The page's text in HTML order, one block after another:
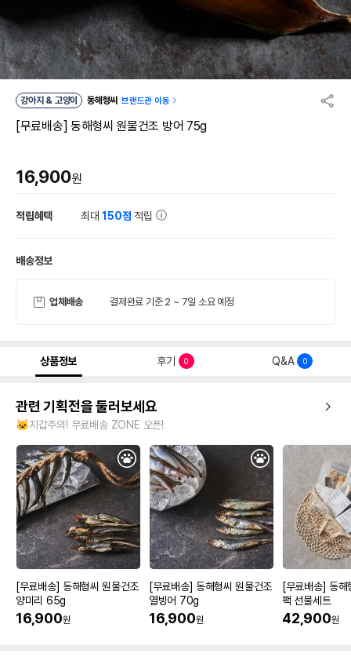
강아지 & 고양이 동해형씨 브랜드관 이동
[무료배송] 동해형씨 원물건조 방어 75g
16,900원
적립혜택 최대150점 적립
배송정보
업체배송 결제완료 기준 2 ~ 7일 소요 예정
상품정보 후기 0 Q&A 0
관련 기획전을 둘러보세요
🐱지갑주의! 무료배송 ZONE 오픈!
[무료배송] 동해형씨 원물건조
양미리 65g
16,900원
[무료배송] 동해형씨 원물건조
열빙어 70g
16,900원
[무료배송] 동
팩 선물세트
42,900원